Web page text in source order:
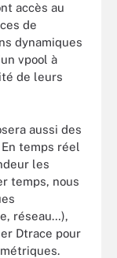
accès au
de
dynamiques
vpool à
de leurs
aussi des
temps réel
les
temps, nous
réseau…),
Dtrace pour